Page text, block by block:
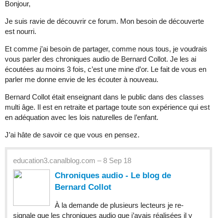
Bonjour,
Je suis ravie de découvrir ce forum. Mon besoin de découverte
est nourri.
Et comme j’ai besoin de partager, comme nous tous, je voudrais
vous parler des chroniques audio de Bernard Collot. Je les ai
écoutées au moins 3 fois, c’est une mine d’or. Le fait de vous en
parler me donne envie de les écouter à nouveau.
Bernard Collot était enseignant dans le public dans des classes
multi âge. Il est en retraite et partage toute son expérience qui est
en adéquation avec les lois naturelles de l’enfant.
J’ai hâte de savoir ce que vous en pensez.
education3.canalblog.com – 8 Sep 18
Chroniques audio - Le blog de
Bernard Collot
À la demande de plusieurs lecteurs je re-
signale que les chroniques audio que j’avais réalisées il y